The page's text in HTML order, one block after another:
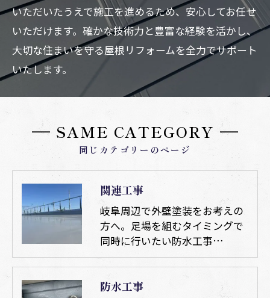
いただいたうえで施工を進めるため、安心してお任せ
いただけます。確かな技術力と豊富な経験を活かし、
大切な住まいを守る屋根リフォームを全力でサポート
いたします。
同じカテゴリーのページ
SAME CATEGORY
関連工事
岐阜周辺で外壁塗装をお考えの
方へ。足場を組むタイミングで
同時に行いたい防水工事…
防水工事